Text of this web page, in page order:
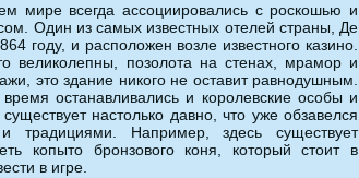
мире всегда ассоциировались с роскошью и
Один из самых известных отелей страны, Де
году, и расположен возле известного казино.
великолепны, позолота на стенах, мрамор и
это здание никого не оставит равнодушным.
останавливались и королевские особы и
настолько давно, что уже обзавелся
традициями. Например, здесь существует
копыто бронзового коня, который стоит в
в игре.